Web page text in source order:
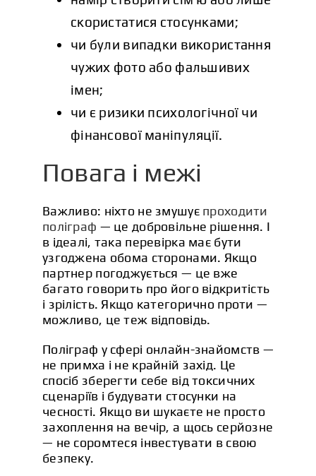
скористатися стосунками;
чи були випадки використання
чужих фото або фальшивих
імен;
чи є ризики психологічної чи
фінансової маніпуляції.
Повага і межі
Важливо: ніхто не змушує проходити
поліграф — це добровільне рішення. І
в ідеалі, така перевірка має бути
узгоджена обома сторонами. Якщо
партнер погоджується — це вже
багато говорить про його відкритість
і зрілість. Якщо категорично проти —
можливо, це теж відповідь.
Поліграф у сфері онлайн-знайомств —
не примха і не крайній захід. Це
спосіб зберегти себе від токсичних
сценаріїв і будувати стосунки на
чесності. Якщо ви шукаєте не просто
захоплення на вечір, а щось серйозне
— не соромтеся інвестувати в свою
безпеку.